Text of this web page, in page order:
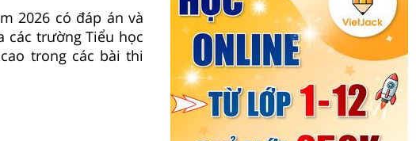
2026 có đáp án và
các trường Tiểu học
trong các bài thi